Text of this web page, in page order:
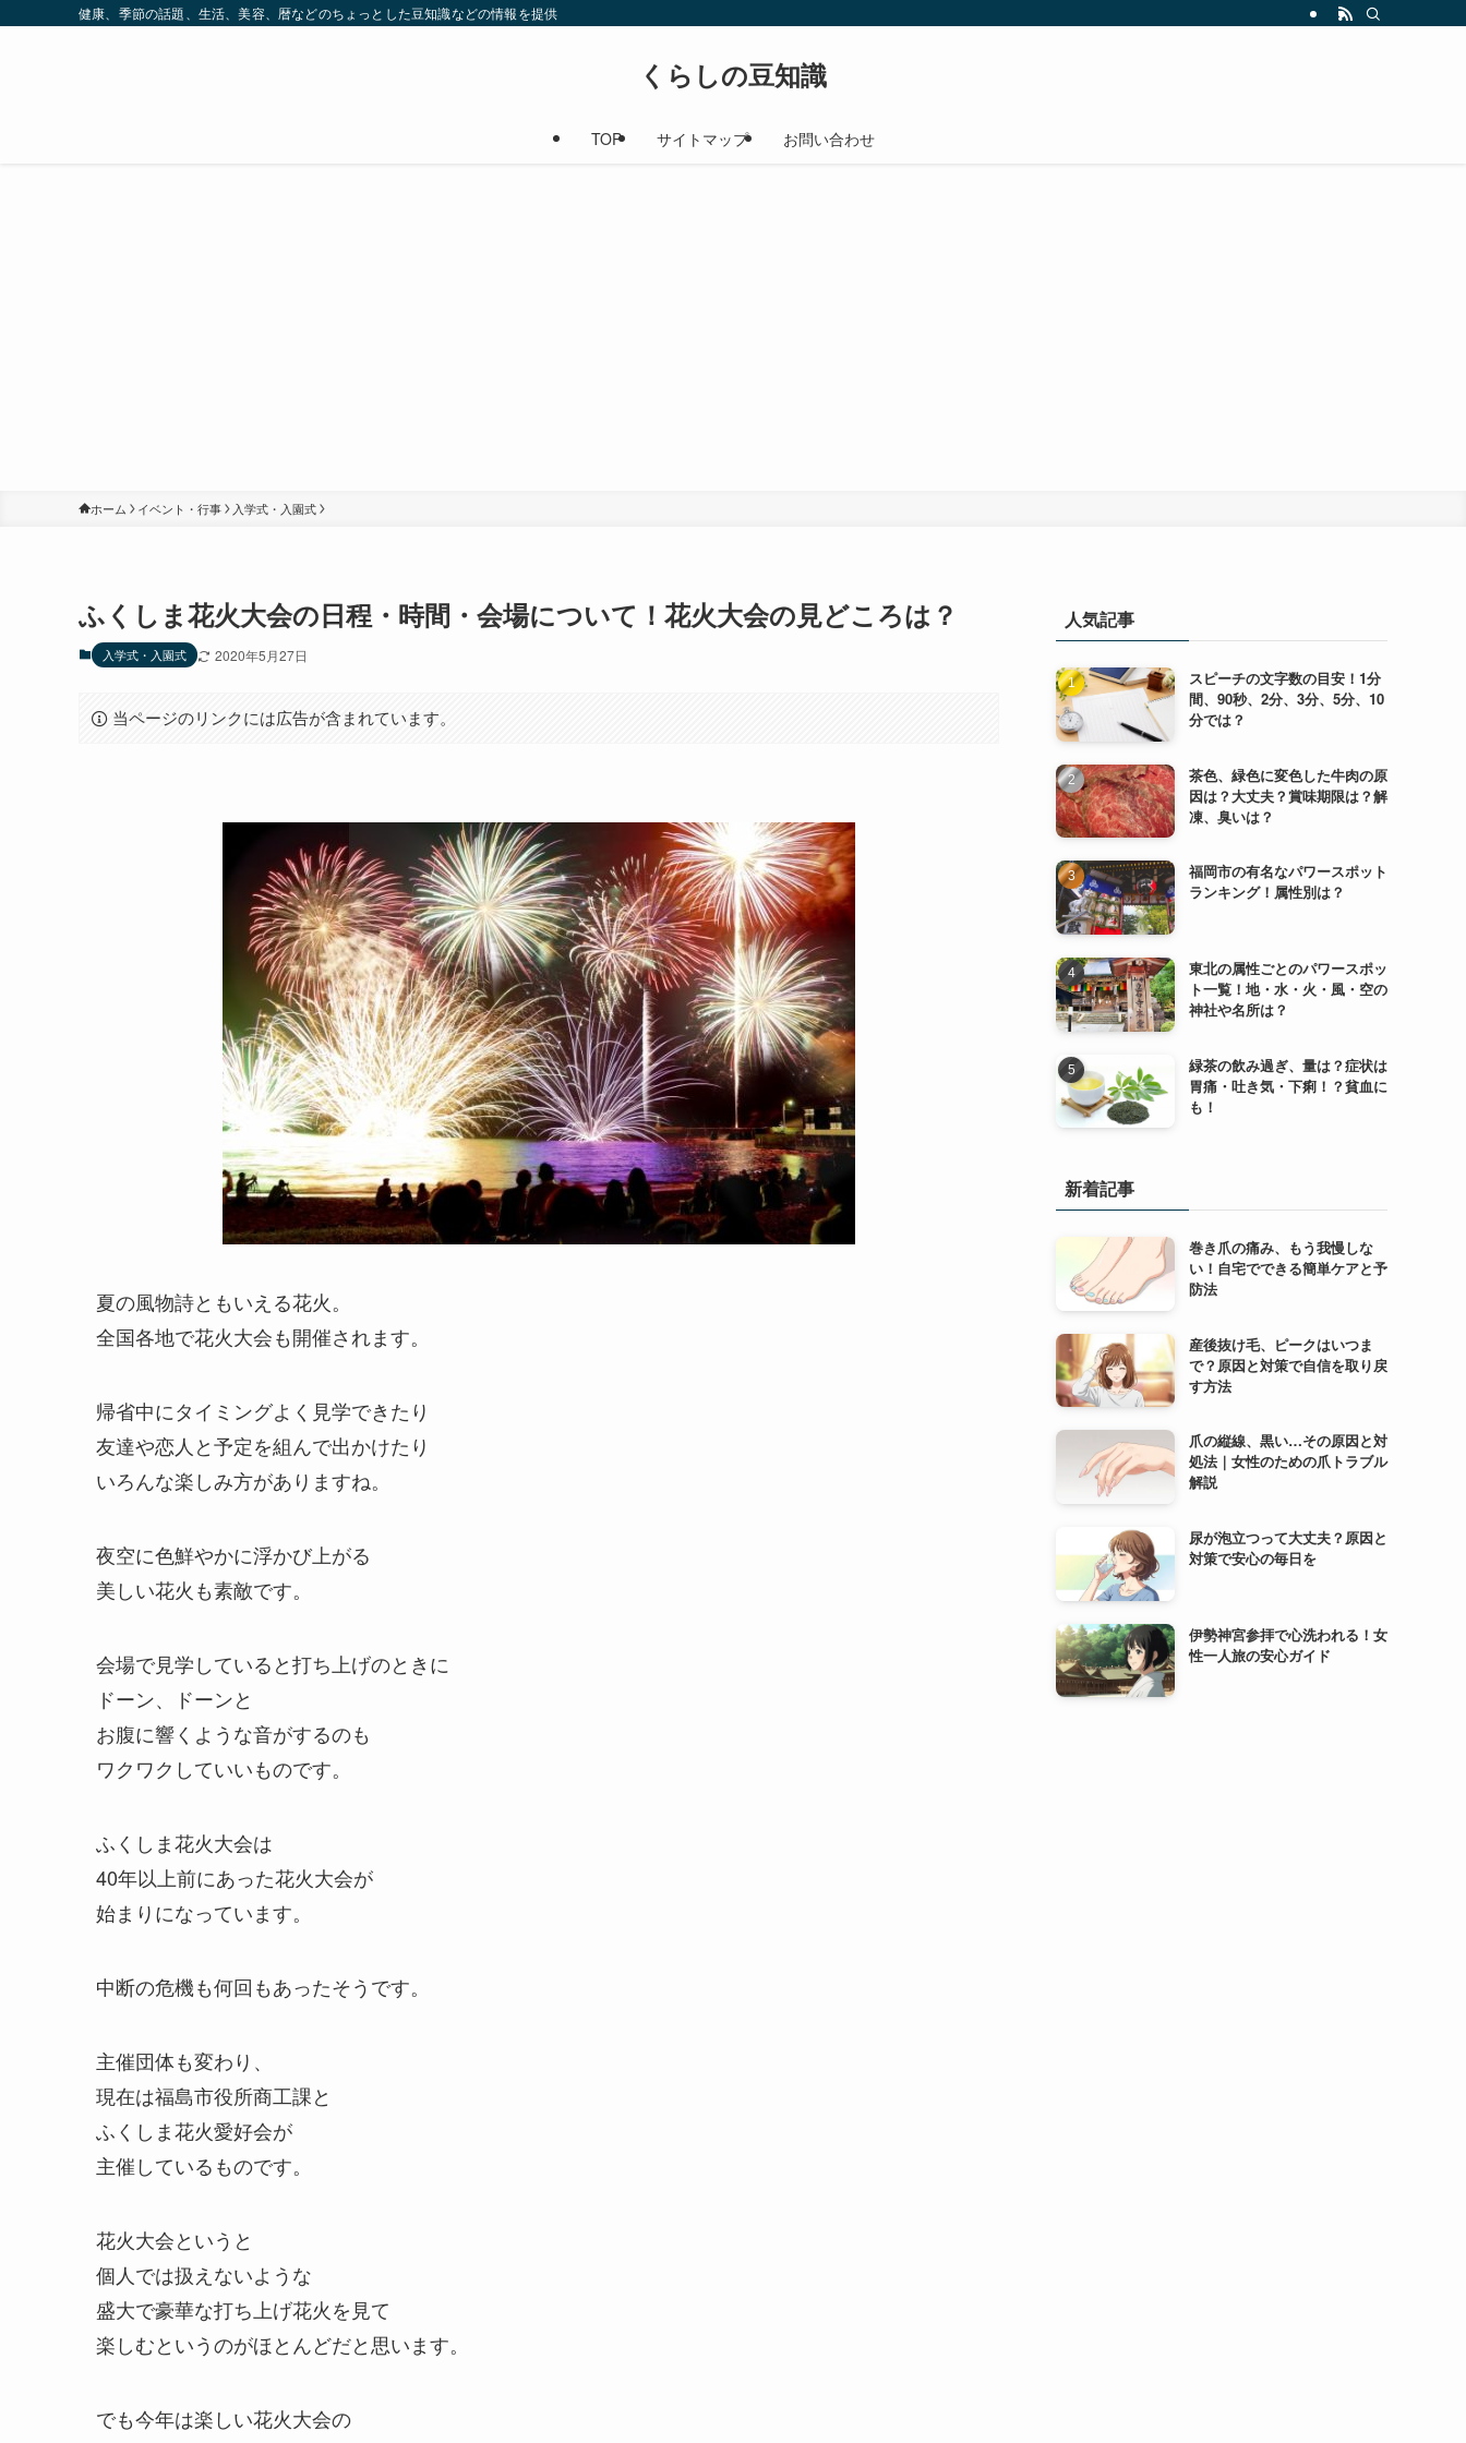
健康、季節の話題、生活、美容、暦などのちょっとした豆知識などの情報を提供
くらしの豆知識
TOP サイトマップ お問い合わせ
ホーム イベント・行事 入学式・入園式
ふくしま花火大会の日程・時間・会場について！花火大会の見どころは？
入学式・入園式 2020年5月27日
当ページのリンクには広告が含まれています。
夏の風物詩ともいえる花火。
全国各地で花火大会も開催されます。
帰省中にタイミングよく見学できたり
友達や恋人と予定を組んで出かけたり
いろんな楽しみ方がありますね。
夜空に色鮮やかに浮かび上がる
美しい花火も素敵です。
会場で見学していると打ち上げのときに
ドーン、ドーンと
お腹に響くような音がするのも
ワクワクしていいものです。
ふくしま花火大会は
40年以上前にあった花火大会が
始まりになっています。
中断の危機も何回もあったそうです。
主催団体も変わり、
現在は福島市役所商工課と
ふくしま花火愛好会が
主催しているものです。
花火大会というと
個人では扱えないような
盛大で豪華な打ち上げ花火を見て
楽しむというのがほとんどだと思います。
でも今年は楽しい花火大会の
人気記事
スピーチの文字数の目安！1分
間、90秒、2分、3分、5分、10
分では？
茶色、緑色に変色した牛肉の原
因は？大丈夫？賞味期限は？解
凍、臭いは？
福岡市の有名なパワースポット
ランキング！属性別は？
東北の属性ごとのパワースポッ
ト一覧！地・水・火・風・空の
神社や名所は？
緑茶の飲み過ぎ、量は？症状は
胃痛・吐き気・下痢！？貧血に
も！
新着記事
巻き爪の痛み、もう我慢しな
い！自宅でできる簡単ケアと予
防法
産後抜け毛、ピークはいつま
で？原因と対策で自信を取り戻
す方法
爪の縦線、黒い…その原因と対
処法｜女性のための爪トラブル
解説
尿が泡立つって大丈夫？原因と
対策で安心の毎日を
伊勢神宮参拝で心洗われる！女
性一人旅の安心ガイド